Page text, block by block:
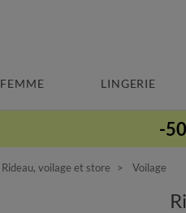
FEMME LINGERIE
-
Rideau, voilage et store Voilage